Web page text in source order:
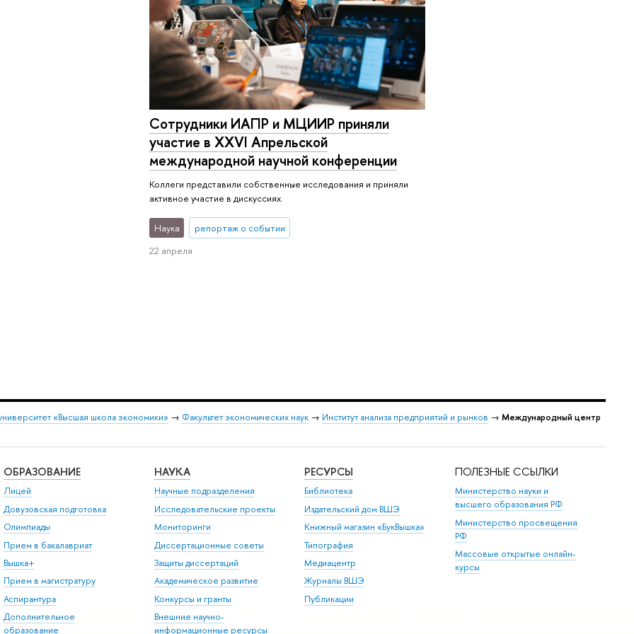
Сотрудники ИАПР и МЦИИР приняли
участие в XXVI Апрельской
международной научной конференции
Коллеги представили собственные исследования и приняли
активное участие в дискуссиях.
Наука
репортаж о событии
22 апреля
«Высшая школа экономики» → Факультет экономических наук → Институт анализа предприятий и рынков → Международный центр
ОБРАЗОВАНИЕ
Лицей
Довузовская подготовка
Олимпиады
Прием в бакалавриат
Вышка+
Прием в магистратуру
Аспирантура
Дополнительное
образование
НАУКА
Научные подразделения
Исследовательские проекты
Мониторинги
Диссертационные советы
Защиты диссертаций
Академическое развитие
Конкурсы и гранты
Внешние научно-
информационные ресурсы
РЕСУРСЫ
Библиотека
Издательский дом ВШЭ
Книжный магазин «БукВышка»
Типография
Медиацентр
Журналы ВШЭ
Публикации
ПОЛЕЗНЫЕ ССЫЛКИ
Министерство науки и
высшего образования РФ
Министерство просвещения
РФ
Массовые открытые онлайн-
курсы